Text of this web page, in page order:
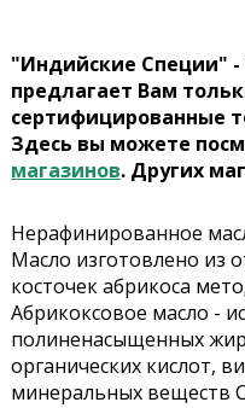
"Индийские Специи"
предлагает Вам
сертифицированные
Здесь вы можете
магазинов. Других
Нерафинированное
Масло изготовлено из
косточек абрикоса
Абрикоксовое масло -
полиненасыщенных
органических кислот,
минеральных веществ